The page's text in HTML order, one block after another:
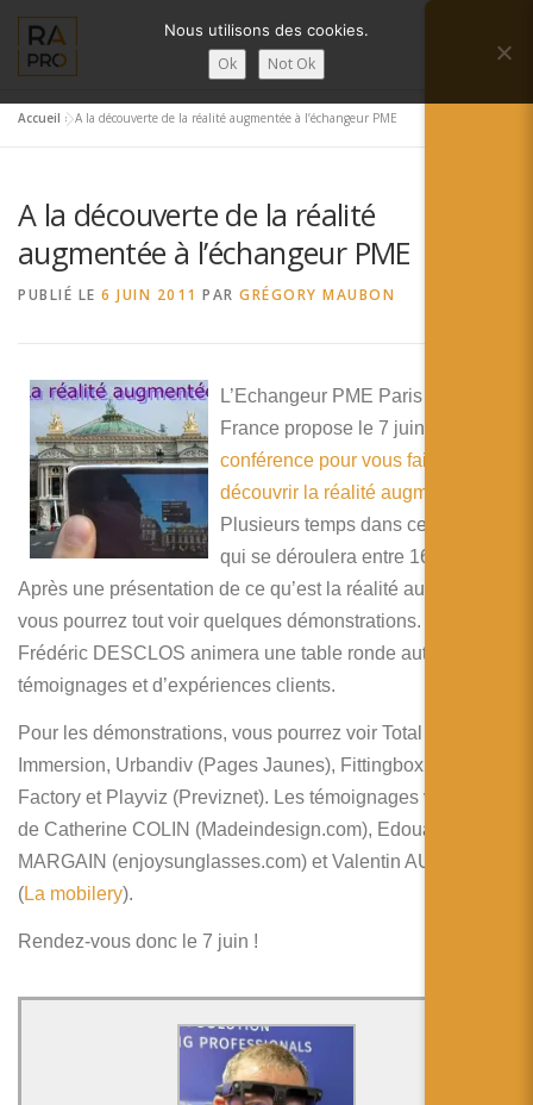
contenu
Menu
SERVICES RA’PRO ACTUALITÉ DE LA RA
Français
Deutsch
简体中文
日本語
Accueil »A la découverte de la réalité augmentée à l’échangeur PME
A la découverte de la réalité
augmentée à l’échangeur PME
PUBLIÉ LE 6 JUIN 2011 PAR GRÉGORY MAUBON
L’Echangeur PME Paris Île-de-
France propose le 7 juin
conférence pour vous faire
découvrir la réalité augmentée
Plusieurs temps dans cette action
qui se déroulera entre 16h et 19h.
Après une présentation de ce qu’est la réalité augmentée,
vous pourrez tout voir quelques démonstrations. Ensuite,
Frédéric DESCLOS animera une table ronde autour de
témoignages et d’expériences clients.
Pour les démonstrations, vous pourrez voir Total
Immersion, Urbandiv (Pages Jaunes), Fittingbox, Mobile
Factory et Playviz (Previznet). Les témoignages viendront
de Catherine COLIN (Madeindesign.com), Edouard
MARGAIN (enjoysunglasses.com) et Valentin AUVINET
(La mobilery).
Rendez-vous donc le 7 juin !
Nous utilisons des cookies.
Ok Not Ok